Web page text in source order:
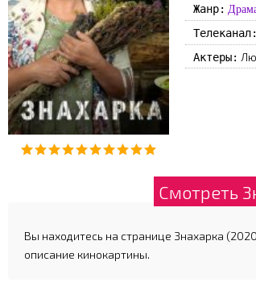
Жанр:
Телеканал:
Актеры:
Смотреть
Вы находитесь на странице Знахарка
описание кинокартины.